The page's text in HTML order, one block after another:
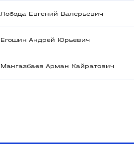
Лобода Евгений Валерьевич
Егошин Андрей Юрьевич
Мангазбаев Арман Кайратович